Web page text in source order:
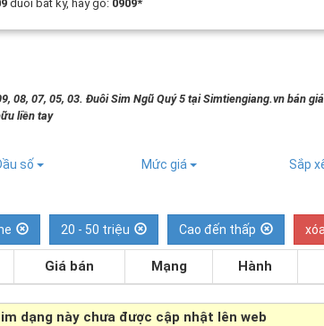
đuôi bất kỳ, hãy gõ: 0909*
08, 07, 05, 03. Đuôi Sim Ngũ Quý 5 tại Simtiengiang.vn bán
liền tay
số Mức giá Sắp
20 - 50 triệu Cao đến thấp
Giá bán Mạng Hành
dạng này chưa được cập nhật lên web